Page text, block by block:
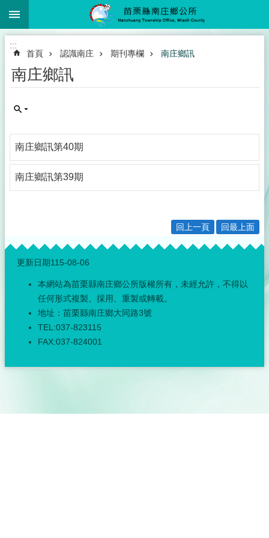
跳到主要內容區塊
:::
首頁 認識南庄 期刊專欄 南庄鄉訊
南庄鄉訊
南庄鄉訊第40期
南庄鄉訊第39期
回上一頁 回最上面
:::
更新日期115-08-06
本網站為苗栗縣南庄鄉公所版權所有，未經允許，不得以
任何形式複製、採用、重製或轉載。
地址：苗栗縣南庄鄉大同路3號
TEL:037-823115
FAX:037-824001